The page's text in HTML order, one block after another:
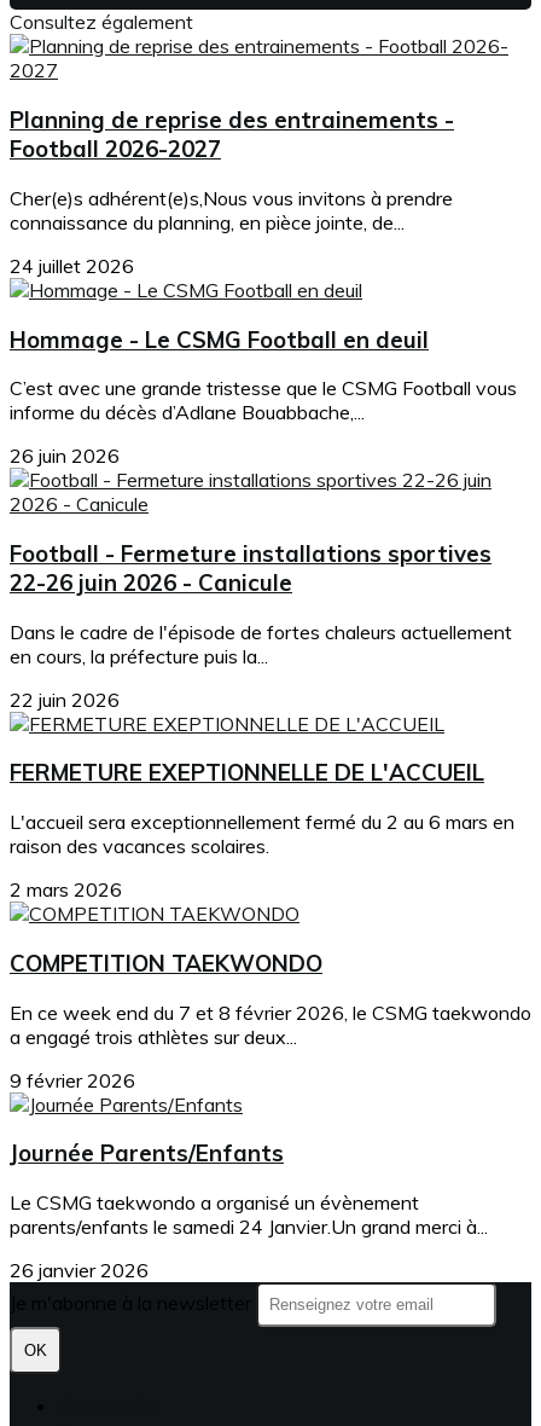
Consultez également
Planning de reprise des entrainements -
Football 2026-2027
Cher(e)s adhérent(e)s,Nous vous invitons à prendre
connaissance du planning, en pièce jointe, de...
24 juillet 2026
Hommage - Le CSMG Football en deuil
C’est avec une grande tristesse que le CSMG Football vous
informe du décès d’Adlane Bouabbache,...
26 juin 2026
Football - Fermeture installations sportives
22-26 juin 2026 - Canicule
Dans le cadre de l'épisode de fortes chaleurs actuellement
en cours, la préfecture puis la...
22 juin 2026
FERMETURE EXEPTIONNELLE DE L'ACCUEIL
L'accueil sera exceptionnellement fermé du 2 au 6 mars en
raison des vacances scolaires.
2 mars 2026
COMPETITION TAEKWONDO
En ce week end du 7 et 8 février 2026, le CSMG taekwondo
a engagé trois athlètes sur deux...
9 février 2026
Journée Parents/Enfants
Le CSMG taekwondo a organisé un évènement
parents/enfants le samedi 24 Janvier.Un grand merci à...
26 janvier 2026
OK